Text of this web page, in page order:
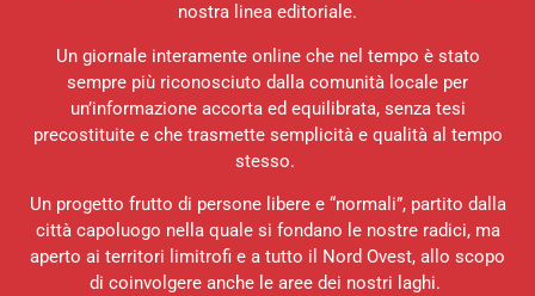
nostra linea editoriale.
Un giornale interamente online che nel tempo è stato
sempre più riconosciuto dalla comunità locale per
un’informazione accorta ed equilibrata, senza tesi
precostituite e che trasmette semplicità e qualità al tempo
stesso.
Un progetto frutto di persone libere e “normali”, partito dalla
città capoluogo nella quale si fondano le nostre radici, ma
aperto ai territori limitrofi e a tutto il Nord Ovest, allo scopo
di coinvolgere anche le aree dei nostri laghi.